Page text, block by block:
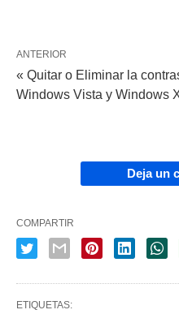
ANTERIOR
« Quitar o Eliminar la
Windows Vista y Windows
Deja un
COMPARTIR
ETIQUETAS: